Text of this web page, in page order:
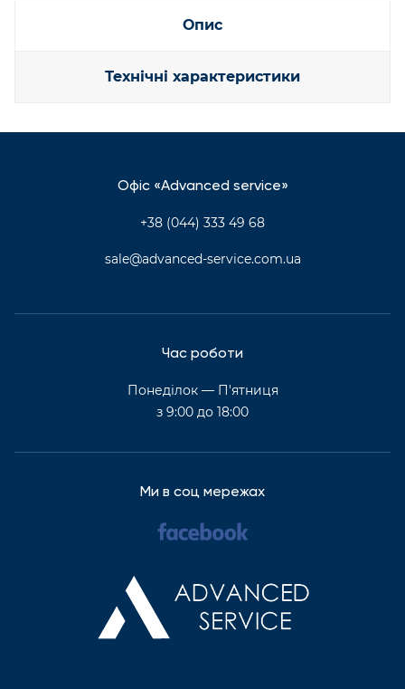
Опис
Технічні характеристики
Офіс «Advanced service»
+38 (044) 333 49 68
sale@advanced-service.com.ua
Час роботи
Понеділок — П'ятниця
з 9:00 до 18:00
Ми в соц мережах